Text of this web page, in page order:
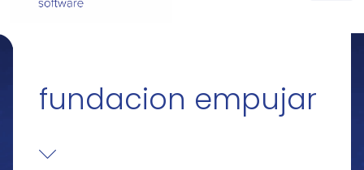
fundacion empujar